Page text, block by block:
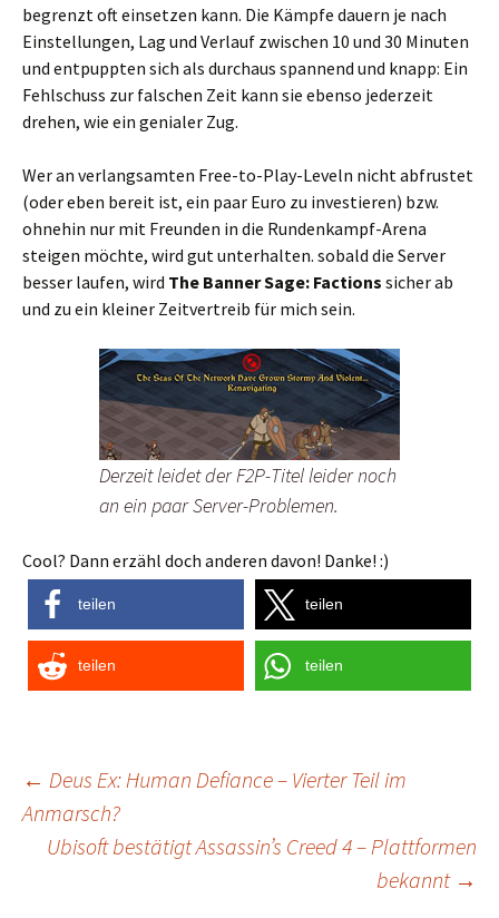
begrenzt oft einsetzen kann. Die Kämpfe dauern je nach
Einstellungen, Lag und Verlauf zwischen 10 und 30 Minuten
und entpuppten sich als durchaus spannend und knapp: Ein
Fehlschuss zur falschen Zeit kann sie ebenso jederzeit
drehen, wie ein genialer Zug.
Wer an verlangsamten Free-to-Play-Leveln nicht abfrustet
(oder eben bereit ist, ein paar Euro zu investieren) bzw.
ohnehin nur mit Freunden in die Rundenkampf-Arena
steigen möchte, wird gut unterhalten. sobald die Server
besser laufen, wird The Banner Sage: Factions sicher ab
und zu ein kleiner Zeitvertreib für mich sein.
Derzeit leidet der F2P-Titel leider noch
an ein paar Server-Problemen.
Cool? Dann erzähl doch anderen davon! Danke! :)
teilen teilen
teilen teilen
Post
navigation
← Deus Ex: Human Defiance – Vierter Teil im
Anmarsch?
Ubisoft bestätigt Assassin’s Creed 4 – Plattformen
bekannt →